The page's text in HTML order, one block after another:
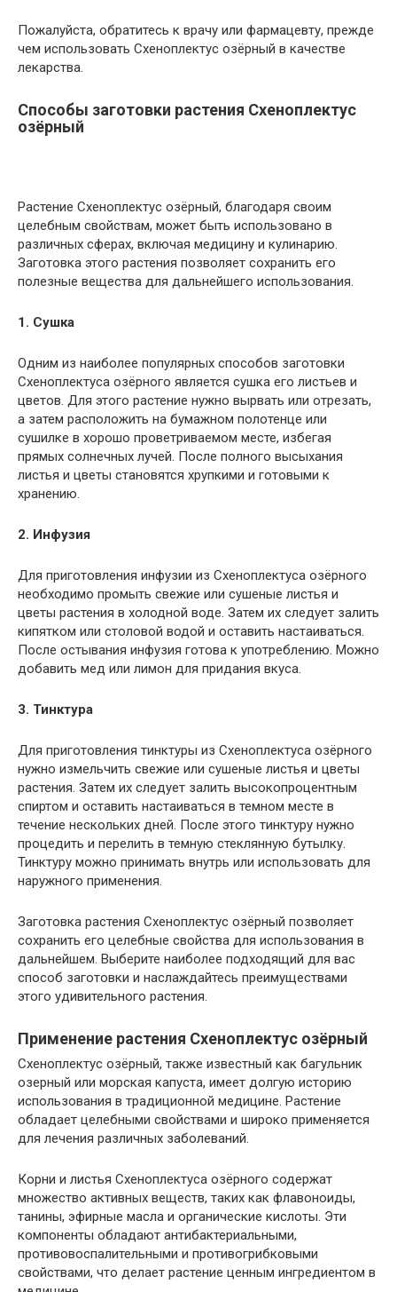
Пожалуйста, обратитесь к врачу или фармацевту, прежде
чем использовать Схеноплектус озёрный в качестве
лекарства.
Способы заготовки растения Схеноплектус
озёрный
Растение Схеноплектус озёрный, благодаря своим
целебным свойствам, может быть использовано в
различных сферах, включая медицину и кулинарию.
Заготовка этого растения позволяет сохранить его
полезные вещества для дальнейшего использования.
1. Сушка
Одним из наиболее популярных способов заготовки
Схеноплектуса озёрного является сушка его листьев и
цветов. Для этого растение нужно вырвать или отрезать,
а затем расположить на бумажном полотенце или
сушилке в хорошо проветриваемом месте, избегая
прямых солнечных лучей. После полного высыхания
листья и цветы становятся хрупкими и готовыми к
хранению.
2. Инфузия
Для приготовления инфузии из Схеноплектуса озёрного
необходимо промыть свежие или сушеные листья и
цветы растения в холодной воде. Затем их следует залить
кипятком или столовой водой и оставить настаиваться.
После остывания инфузия готова к употреблению. Можно
добавить мед или лимон для придания вкуса.
3. Тинктура
Для приготовления тинктуры из Схеноплектуса озёрного
нужно измельчить свежие или сушеные листья и цветы
растения. Затем их следует залить высокопроцентным
спиртом и оставить настаиваться в темном месте в
течение нескольких дней. После этого тинктуру нужно
процедить и перелить в темную стеклянную бутылку.
Тинктуру можно принимать внутрь или использовать для
наружного применения.
Заготовка растения Схеноплектус озёрный позволяет
сохранить его целебные свойства для использования в
дальнейшем. Выберите наиболее подходящий для вас
способ заготовки и наслаждайтесь преимуществами
этого удивительного растения.
Применение растения Схеноплектус озёрный
Схеноплектус озёрный, также известный как багульник
озерный или морская капуста, имеет долгую историю
использования в традиционной медицине. Растение
обладает целебными свойствами и широко применяется
для лечения различных заболеваний.
Корни и листья Схеноплектуса озёрного содержат
множество активных веществ, таких как флавоноиды,
танины, эфирные масла и органические кислоты. Эти
компоненты обладают антибактериальными,
противовоспалительными и противогрибковыми
свойствами, что делает растение ценным ингредиентом в